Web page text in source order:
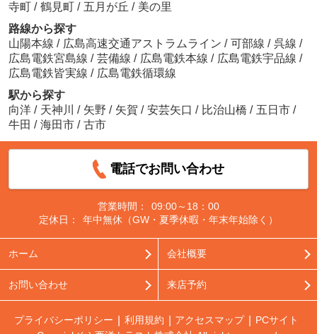
寺町 / 鶴見町 / 五月が丘 / 美の里
路線から探す
山陽本線 / 広島高速交通アストラムライン / 可部線 / 呉線 /
広島電鉄宮島線 / 芸備線 / 広島電鉄本線 / 広島電鉄宇品線 /
広島電鉄皆実線 / 広島電鉄循環線
駅から探す
向洋 / 天神川 / 矢野 / 矢賀 / 安芸矢口 / 比治山橋 / 五日市 /
牛田 / 海田市 / 古市
電話でお問い合わせ
営業時間：
09:00～18：00
定休日：
年中無休（GW・夏季休暇・年末年始除く）
ホーム 会社概要
お問い合わせ 来店予約
プライバシーポリシー 利用規約 アクセスマップ
PCサイト